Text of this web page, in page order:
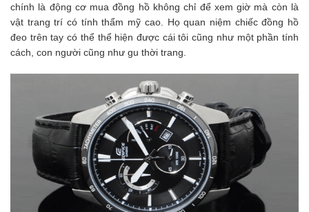
chính là động cơ mua đồng hồ không chỉ để xem giờ mà còn là
vật trang trí có tính thẩm mỹ cao. Họ quan niệm chiếc đồng hồ
đeo trên tay có thể thể hiện được cái tôi cũng như một phần tính
cách, con người cũng như gu thời trang.